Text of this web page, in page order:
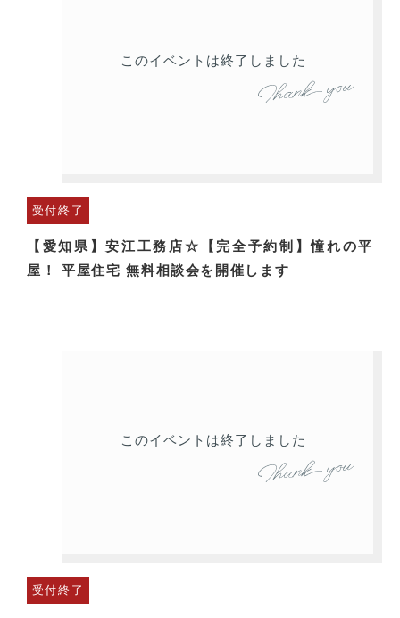
このイベントは終了しました
受付終了
【愛知県】安江工務店☆【完全予約制】憧れの平
屋！ 平屋住宅 無料相談会を開催します
このイベントは終了しました
受付終了